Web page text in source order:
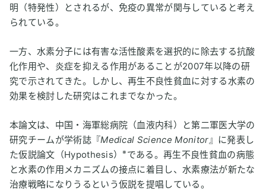
明（特発性）とされるが、免疫の異常が関与していると考え
られている。
一方、水素分子には有害な活性酸素を選択的に除去する抗酸
化作用や、炎症を抑える作用があることが2007年以降の研
究で示されてきた。しかし、再生不良性貧血に対する水素の
効果を検討した研究はこれまでなかった。
本論文は、中国・海軍総病院（血液内科）と第二軍医大学の
研究チームが学術誌『Medical Science Monitor』に発表し
た仮説論文（Hypothesis）※ である。再生不良性貧血の病態
と水素の作用メカニズムの接点に着目し、水素療法が新たな
治療戦略になりうるという仮説を提唱している。